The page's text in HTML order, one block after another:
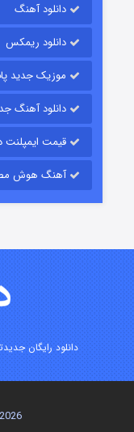
دانلود آهنگ
دانلود ریمکس
موزیک جدید
دانلود آهنگ
قیمت ایمپلنت
آهنگ هوش
دانلود رایگان
©